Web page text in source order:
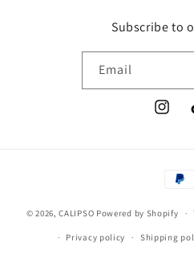
Subscribe to
Email
© 2026,CALIPSO Powered by Shopify
Privacy policy Shipping